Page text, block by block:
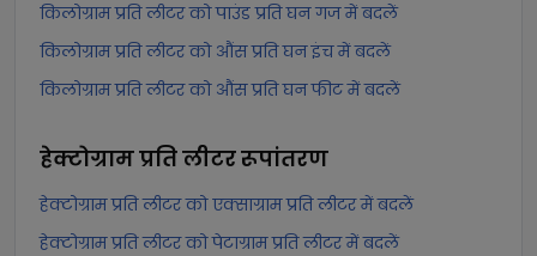
किलोग्राम प्रति लीटर को पाउंड प्रति घन गज में बदलें
किलोग्राम प्रति लीटर को औंस प्रति घन इंच में बदलें
किलोग्राम प्रति लीटर को औंस प्रति घन फीट में बदलें
हेक्टोग्राम प्रति लीटररूपांतरण
हेक्टोग्राम प्रति लीटर को एक्साग्राम प्रति लीटर में बदलें
हेक्टोग्राम प्रति लीटर को पेटाग्राम प्रति लीटर में बदलें